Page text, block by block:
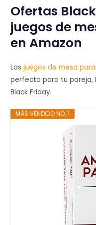
Ofertas
juegos de
en Amazon
Losjuegos de mesa
perfecto para tu pareja,
Black Friday.
MÁS VENDIDO NO. 1